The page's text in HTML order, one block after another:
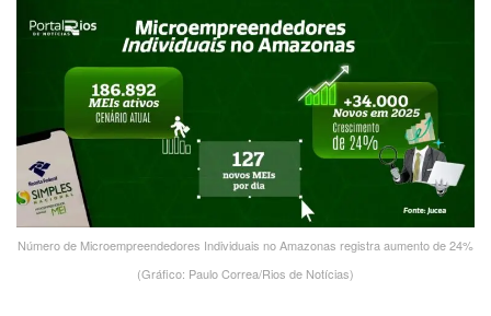
Número de Microempreendedores Individuais no Amazonas registra aumento de 24%
(Gráfico: Paulo Correa/Rios de Notícias)